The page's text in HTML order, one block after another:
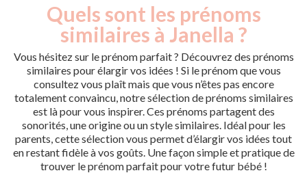
Quels sont les prénoms
similaires à Janella ?
Vous hésitez sur le prénom parfait ? Découvrez des prénoms
similaires pour élargir vos idées ! Si le prénom que vous
consultez vous plaît mais que vous n’êtes pas encore
totalement convaincu, notre sélection de prénoms similaires
est là pour vous inspirer. Ces prénoms partagent des
sonorités, une origine ou un style similaires. Idéal pour les
parents, cette sélection vous permet d’élargir vos idées tout
en restant fidèle à vos goûts. Une façon simple et pratique de
trouver le prénom parfait pour votre futur bébé !